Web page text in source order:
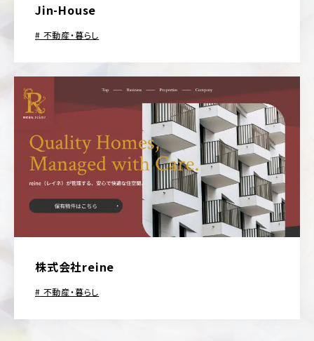
Jin-House
不動産・暮らし
株式会社reine
不動産・暮らし